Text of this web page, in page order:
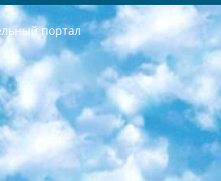
портал
языками перечень согласно приложению 2; 2. Педагогический при специализированных образовательных учреждениях. научно-практический центр квалификации и международной оценки (Д.Давидова) 2024 г. До 25 марта: задания по предметам, по которым будет проводиться итоговая аттестация разработка и утверждение технических условий; итоговая аттестация на основании разработанного предметного задания разработка вопросов по предметам (устно и письменно), экзамен передача; общеобразовательные средние школы и специальные учебные заведения учащиеся выпускных классов школ и интернатов в агентской системе подготовка базы данных экзаменационных материалов и критериев оценки; перевод базы экзаменационных материалов на все языки обучения подать в Республиканский образовательный центр для изготовления; варианты экзаменов на основе разработанных контрольных материалов пусть будут поставлены задачи формирования. 3. Республиканский образовательный центр (Ш.Худайкулов) до 5 апреля 2024 года. до: база данных предоставленных экзаменационных материалов на все языки обучения перевод и экспертиза; для слепых, слабовидящих, глухих, слабослышащих и умственно отсталых детей учащиеся выпускных классов специализированных школ и школ-интернатов база данных экзаменационных материалов на всех преподаваемых языках подготовка критериев оценки; специализированные школы для умственно отсталых детей и технологии для учащихся выпускных классов школ-интернатов разработка соответствующих рекомендаций и критериев проведения ЕГЭ по естествознанию давать задания. 4. Педагогический при специализированных образовательных учреждениях. Научно-практический центр навыков и международной оценки (Д.Давидова), Республика образовательный центр (Худайкулов Ш.) итоговый государственный аттестационный экзамен ориентирован на творческое и логическое мышление при подготовке базы материалов учитывать введение заданий. 5. Следует отметить, что: сертификат государственного образца о знании общеобразовательного предмета и как минимум национальный уровень B1 по предметам на иностранных языках, указанным в Приложении 2. или международно признанный сертификат эквивалентного уровня студенты, изучающие определенный предмет, освобождаются от экзамена; по соответствующим предметам запланирована итоговая государственная аттестация за день до дня, путем жеребьевки Рабочей группой (в письменной форме по предметам, проводимым в форме) из числа сформированных вариантов выбрано 2 варианта; 2 выбранных варианта экзамена анонсированы на официальном сайте министерства и все выпускники по всей стране на основе этих вариантов проводит итоговую государственную аттестацию. 6. Государственное образование учащихся средних